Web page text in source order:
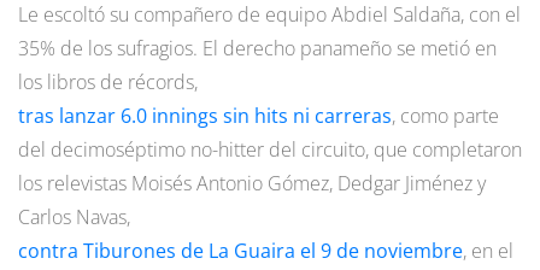
Le escoltó su compañero de equipo Abdiel Saldaña, con el
35% de los sufragios. El derecho panameño se metió en
los libros de récords,
tras lanzar 6.0 innings sin hits ni carreras, como parte
del decimoséptimo no-hitter del circuito, que completaron
los relevistas Moisés Antonio Gómez, Dedgar Jiménez y
Carlos Navas,
contra Tiburones de La Guaira el 9 de noviembre, en el